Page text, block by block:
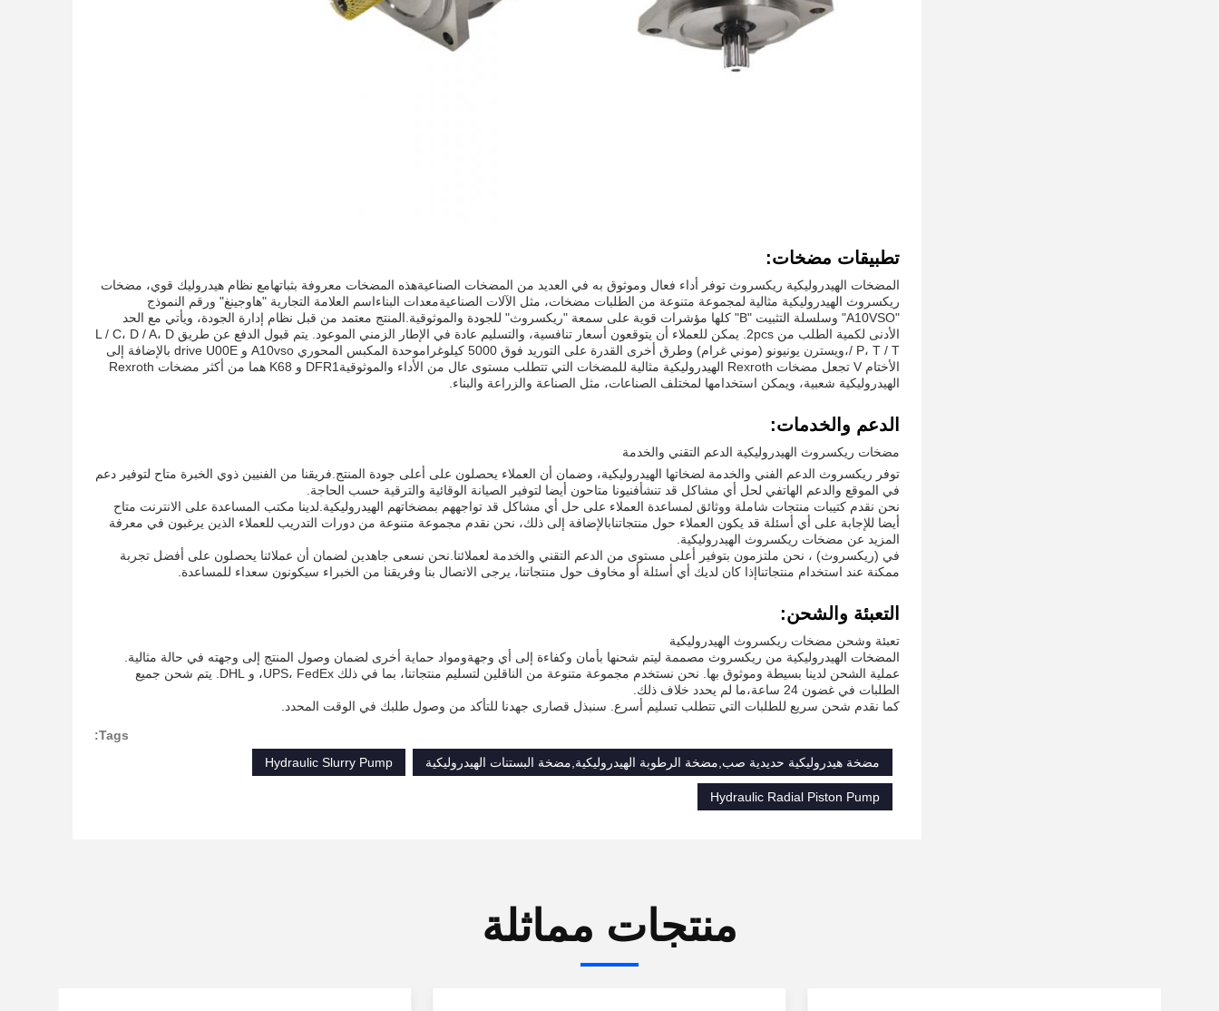
تطبيقات مضخات:
المضخات الهيدروليكية ريكسروث توفر أداء فعال وموثوق به في العديد من المضخات الصناعيةهذه المضخات معروفة بثباتهامع نظام هيدروليك قوي، مضخات
ريكسروث الهيدروليكية مثالية لمجموعة متنوعة من الطلبات مضخات، مثل الآلات الصناعيةمعدات البناءاسم العلامة التجارية "هاوجينغ" ورقم النموذج
"A10VSO" وسلسلة التثبيت "B" كلها مؤشرات قوية على سمعة "ريكسروث" للجودة والموثوقية.المنتج معتمد من قبل نظام إدارة الجودة، ويأتي مع الحد
الأدنى لكمية الطلب من 2pcs. يمكن للعملاء أن يتوقعون أسعار تنافسية، والتسليم عادة في الإطار الزمني الموعود. يتم قبول الدفع عن طريق L / C، D / A، D
/ P، T / T،ويسترن يونيونو (موني غرام) وطرق أخرى القدرة على التوريد فوق 5000 كيلوغراموحدة المكبس المحوري A10vso و drive U00E بالإضافة إلى
الأختام V تجعل مضخات Rexroth الهيدروليكية مثالية للمضخات التي تتطلب مستوى عال من الأداء والموثوقيةDFR1 و K68 هما من أكثر مضخات Rexroth
الهيدروليكية شعبية، ويمكن استخدامها لمختلف الصناعات، مثل الصناعة والزراعة والبناء.
الدعم والخدمات:
مضخات ريكسروث الهيدروليكية الدعم التقني والخدمة
توفر ريكسروث الدعم الفني والخدمة لضخاتها الهيدروليكية، وضمان أن العملاء يحصلون على أعلى جودة المنتج.فريقنا من الفنيين ذوي الخبرة متاح لتوفير دعم
في الموقع والدعم الهاتفي لحل أي مشاكل قد تنشأفنيونا متاحون أيضا لتوفير الصيانة الوقائية والترقية حسب الحاجة.
نحن نقدم كتيبات منتجات شاملة ووثائق لمساعدة العملاء على حل أي مشاكل قد تواجههم بمضخاتهم الهيدروليكية.لدينا مكتب المساعدة على الانترنت متاح
أيضا للإجابة على أي أسئلة قد يكون العملاء حول منتجاتنابالإضافة إلى ذلك، نحن نقدم مجموعة متنوعة من دورات التدريب للعملاء الذين يرغبون في معرفة
المزيد عن مضخات ريكسروث الهيدروليكية.
في (ريكسروث) ، نحن ملتزمون بتوفير أعلى مستوى من الدعم التقني والخدمة لعملائنا.نحن نسعى جاهدين لضمان أن عملائنا يحصلون على أفضل تجربة
ممكنة عند استخدام منتجاتناإذا كان لديك أي أسئلة أو مخاوف حول منتجاتنا، يرجى الاتصال بنا وفريقنا من الخبراء سيكونون سعداء للمساعدة.
التعبئة والشحن:
تعبئة وشحن مضخات ريكسروث الهيدروليكية
المضخات الهيدروليكية من ريكسروث مصممة ليتم شحنها بأمان وكفاءة إلى أي وجهةومواد حماية أخرى لضمان وصول المنتج إلى وجهته في حالة مثالية.
عملية الشحن لدينا بسيطة وموثوق بها. نحن نستخدم مجموعة متنوعة من الناقلين لتسليم منتجاتنا، بما في ذلك UPS، FedEx، و DHL. يتم شحن جميع
الطلبات في غضون 24 ساعة،ما لم يحدد خلاف ذلك.
كما نقدم شحن سريع للطلبات التي تتطلب تسليم أسرع. سنبذل قصارى جهدنا للتأكد من وصول طلبك في الوقت المحدد.
Tags:
مضخة هيدروليكية حديدية صب,مضخة الرطوبة الهيدروليكية,مضخة البستنات الهيدروليكية
Hydraulic Slurry Pump
Hydraulic Radial Piston Pump
منتجات مماثلة